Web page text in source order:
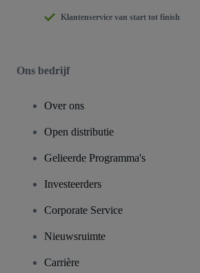
Klantenservice van start tot finish
Ons bedrijf
Over ons
Open distributie
Gelieerde Programma's
Investeerders
Corporate Service
Nieuwsruimte
Carrière